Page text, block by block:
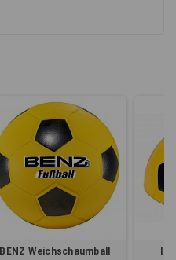
BENZ Weichschaumball